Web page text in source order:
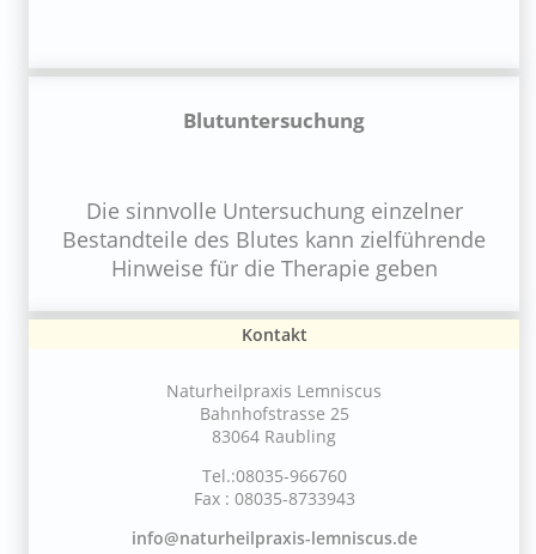
Blutuntersuchung
Die sinnvolle Untersuchung einzelner
Bestandteile des Blutes kann zielführende
Hinweise für die Therapie geben
Kontakt
Naturheilpraxis Lemniscus
Bahnhofstrasse 25
83064 Raubling
Tel.:08035-966760
Fax : 08035-8733943
info@naturheilpraxis-lemniscus.de